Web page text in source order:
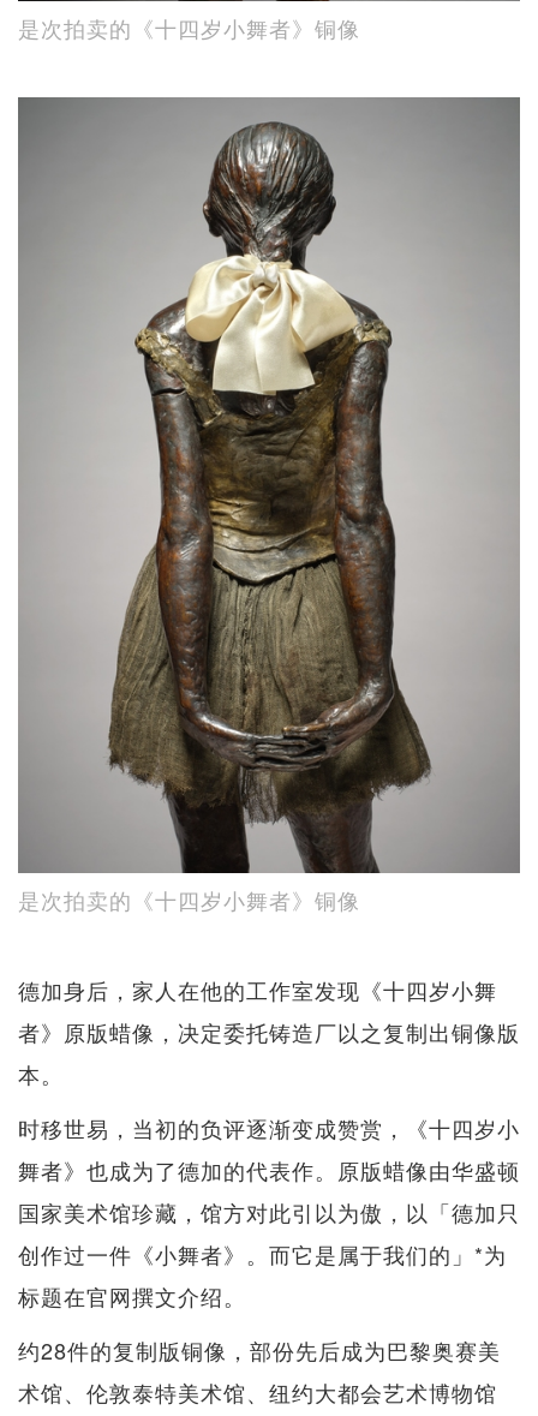
是次拍卖的《十四岁小舞者》铜像
是次拍卖的《十四岁小舞者》铜像
德加身后，家人在他的工作室发现《十四岁小舞
者》原版蜡像，决定委托铸造厂以之复制出铜像版
本。
时移世易，当初的负评逐渐变成赞赏，《十四岁小
舞者》也成为了德加的代表作。原版蜡像由华盛顿
国家美术馆珍藏，馆方对此引以为傲，以「德加只
创作过一件《小舞者》。而它是属于我们的」*为
标题在官网撰文介绍。
约28件的复制版铜像，部份先后成为巴黎奥赛美
术馆、伦敦泰特美术馆、纽约大都会艺术博物馆